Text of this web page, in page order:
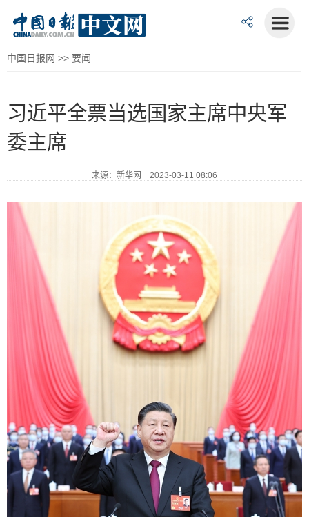
中国日报网 >> 要闻
习近平全票当选国家主席中央军
委主席
来源：新华网 2023-03-11 08:06